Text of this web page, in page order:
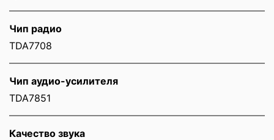
Чип радио
TDA7708
Чип аудио-усилителя
TDA7851
Качество звука